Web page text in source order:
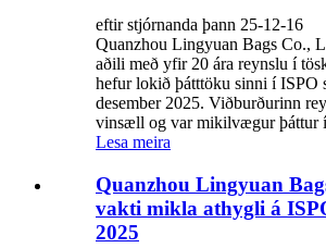
eftir stjórnanda þann 25-12-16
Quanzhou Lingyuan Bags Co.,
aðili með yfir 20 ára reynslu í
hefur lokið þátttöku sinni í ISPO
desember 2025. Viðburðurinn
vinsæll og var mikilvægur þáttur
Lesa meira
Quanzhou Lingyuan
vakti mikla athygli á
2025